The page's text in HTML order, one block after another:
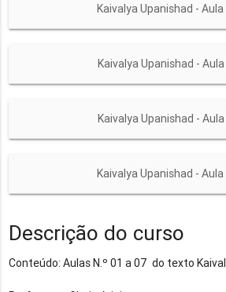
Kaivalya Upanishad -
Kaivalya Upanishad -
Kaivalya Upanishad -
Kaivalya Upanishad -
Descrição do curso
Conteúdo: Aulas N.º 01 a 07 do texto